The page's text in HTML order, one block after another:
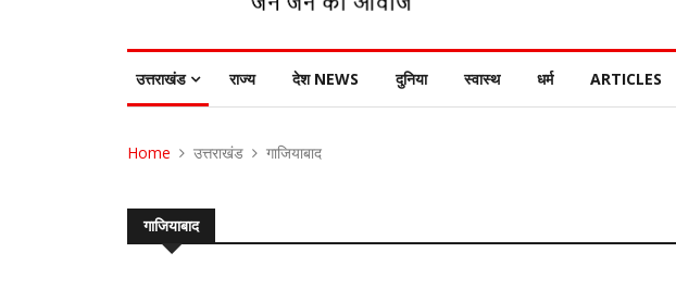
उत्तराखंड राज्य देश NEWS दुनिया स्वास्थ धर्म ARTICLES
Home उत्तराखंड गाजियाबाद
गाजियाबाद